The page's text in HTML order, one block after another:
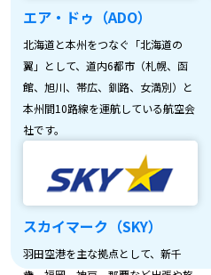
エア・ドゥ（ADO）
北海道と本州をつなぐ「北海道の
翼」として、道内6都市（札幌、函
館、旭川、帯広、釧路、女満別）と
本州間10路線を運航している航空会
社です。
スカイマーク（SKY）
羽田空港を主な拠点として、新千